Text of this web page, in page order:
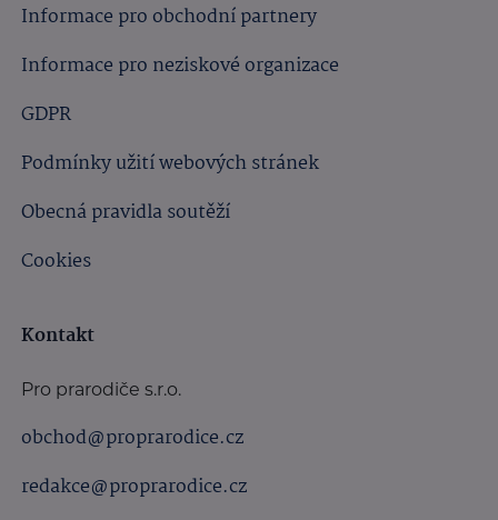
Informace pro obchodní partnery
Informace pro neziskové organizace
GDPR
Podmínky užití webových stránek
Obecná pravidla soutěží
Cookies
Kontakt
Pro prarodiče s.r.o.
obchod@proprarodice.cz
redakce@proprarodice.cz